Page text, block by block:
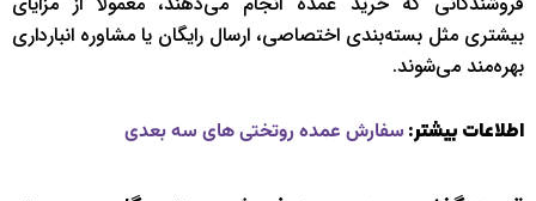
بیشتری مثل بسته‌بندی اختصاصی، ارسال رایگان یا مشاوره انبارداری
بهره‌مند می‌شوند.
اطلاعات بیشتر: سفارش عمده روتختی‌ های سه‌ بعدی